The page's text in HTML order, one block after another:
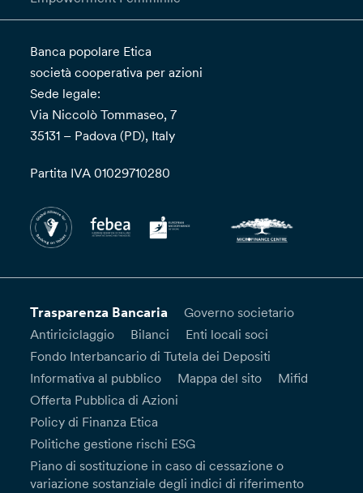
Banca popolare Etica
società cooperativa per azioni
Sede legale:
Via Niccolò Tommaseo, 7
35131 – Padova (PD), Italy
Partita IVA 01029710280
Trasparenza Bancaria
Governo societario
Antiriciclaggio
Bilanci
Enti locali soci
Fondo Interbancario di Tutela dei Depositi
Informativa al pubblico
Mappa del sito
Mifid
Offerta Pubblica di Azioni
Policy di Finanza Etica
Politiche gestione rischi ESG
Piano di sostituzione in caso di cessazione o
variazione sostanziale degli indici di riferimento